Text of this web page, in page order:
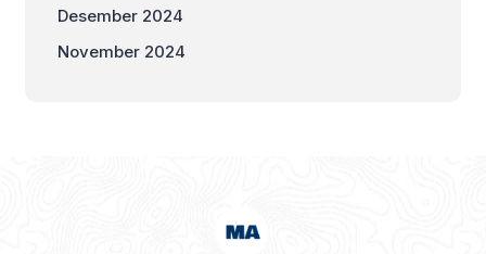
Desember 2024
November 2024